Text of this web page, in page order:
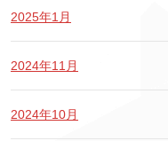
2025年1月
2024年11月
2024年10月